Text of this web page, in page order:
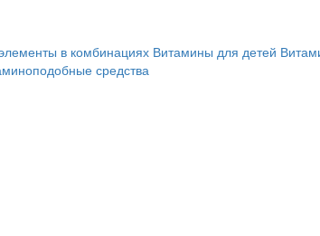
в комбинациях Витамины для детей
средства